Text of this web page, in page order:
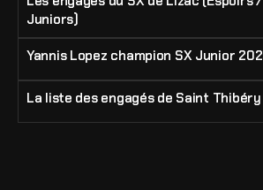
Juniors)
Yannis Lopez champion SX Junior
La liste des engagés de Saint Thibéry